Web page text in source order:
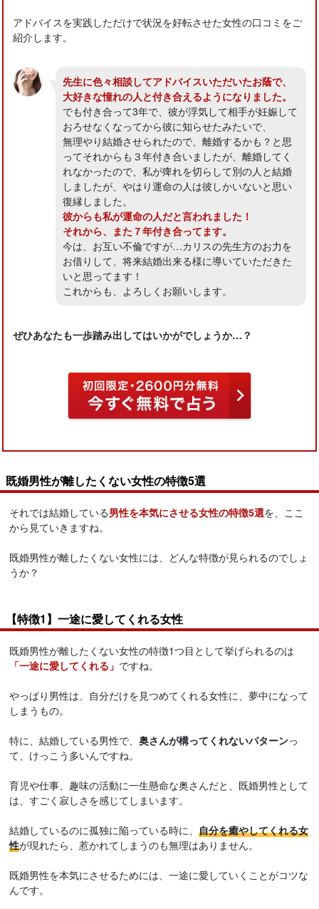
アドバイスを実践しただけで状況を好転させた女性の口コミをご
紹介します。
先生に色々相談してアドバイスいただいたお蔭で、
大好きな憧れの人と付き合えるようになりました。
でも付き合って3年で、彼が浮気して相手が妊娠して
おろせなくなってから彼に知らせたみたいで、
無理やり結婚させられたので、離婚するかも？と思
ってそれからも３年付き合いましたが、離婚してく
れなかったので、私が痺れを切らして別の人と結婚
しましたが、やはり運命の人は彼しかいないと思い
復縁しました。
彼からも私が運命の人だと言われました！
それから、また７年付き合ってます。
今は、お互い不倫ですが…カリスの先生方のお力を
お借りして、将来結婚出来る様に導いていただきた
いと思ってます！
これからも、よろしくお願いします。
ぜひあなたも一歩踏み出してはいかがでしょうか…？
既婚男性が離したくない女性の特徴5選
それでは結婚している男性を本気にさせる女性の特徴5選を、ここ
から見ていきますね。
既婚男性が離したくない女性には、どんな特徴が見られるのでしょ
うか？
【特徴1】一途に愛してくれる女性
既婚男性が離したくない女性の特徴1つ目として挙げられるのは
「一途に愛してくれる」 ですね。
やっぱり男性は、自分だけを見つめてくれる女性に、夢中になって
しまうもの。
特に、結婚している男性で、奥さんが構ってくれないパターンっ
て、けっこう多いんですね。
育児や仕事、趣味の活動に一生懸命な奥さんだと、既婚男性として
は、すごく寂しさを感じてしまいます。
結婚しているのに孤独に陥っている時に、自分を癒やしてくれる女
性が現れたら、惹かれてしまうのも無理はありません。
既婚男性を本気にさせるためには、一途に愛していくことがコツな
んです。